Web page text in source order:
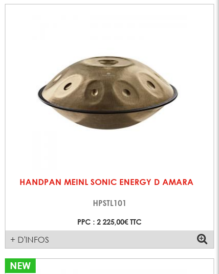
HANDPAN MEINL SONIC ENERGY D AMARA
HPSTL101
PPC : 2 225,00€ TTC
+ D'INFOS
NEW